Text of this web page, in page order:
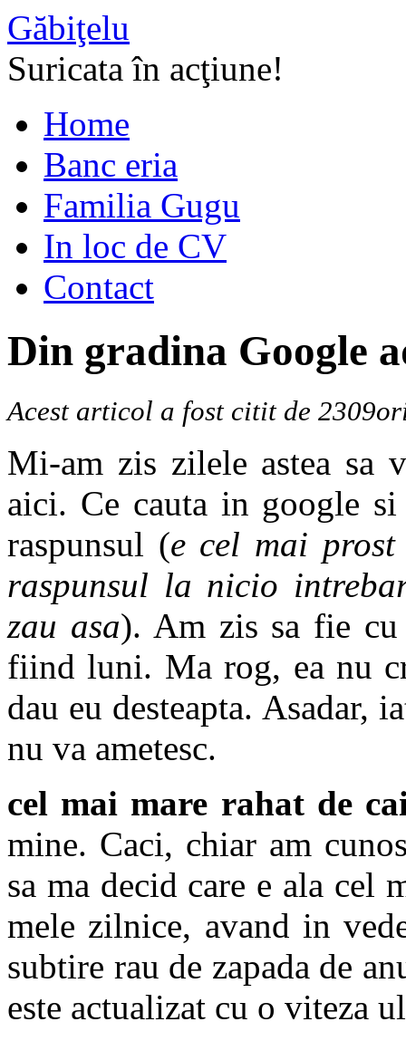
Găbiţelu
Suricata în acţiune!
Home
Banc eria
Familia Gugu
In loc de CV
Contact
Din gradina Google
Acest articol a fost citit de
Mi-am zis zilele astea sa
aici. Ce cauta in google
raspunsul (e cel mai
raspunsul la nicio
zau asa). Am zis sa fie
fiind luni. Ma rog, ea nu
dau eu desteapta. Asadar,
nu va ametesc.
cel mai mare rahat de
mine. Caci, chiar am
sa ma decid care e ala
mele zilnice, avand in
subtire rau de zapada de
este actualizat cu o viteza